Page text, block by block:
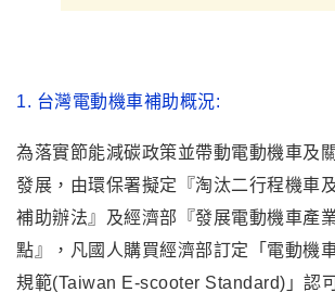
1. 台灣電動機車補助概況:
為落實節能減碳政策並帶動電動機車及
發展，由環保署擬定『淘汰二行程機車
補助辦法』及經濟部『發展電動機車產
點』
， 凡國人購買經濟部訂定「電動機
規範(Taiwan E-scooter Standard)」認